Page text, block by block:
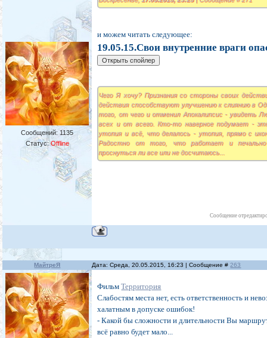
Сообщений: 1135
Статус:Offline
и можем читать следующее:
19.05.15.Свои внутренние враги
Чего Я хочу? Признания со стороны своих
действия способствуют улучшению к слиянию в
того, от чего и отменил Апокалипсис - увидеть
всех и от всего. Кто-то наверное подумает -
утопия и всё, что делалось - утопия, прямо с
Радостно от того, что работает и
проснуться ли все или не досчитаюсь...
Сообщение
МайтреЯ Дата: Среда, 20.05.2015, 16:23 | Сообщение #263
ФильмТерритория
Слабостям места нет, есть ответственность и
халатным в допуске ошибок!
- Какой бы сложности и длительности Вы
всё равно будет мало...